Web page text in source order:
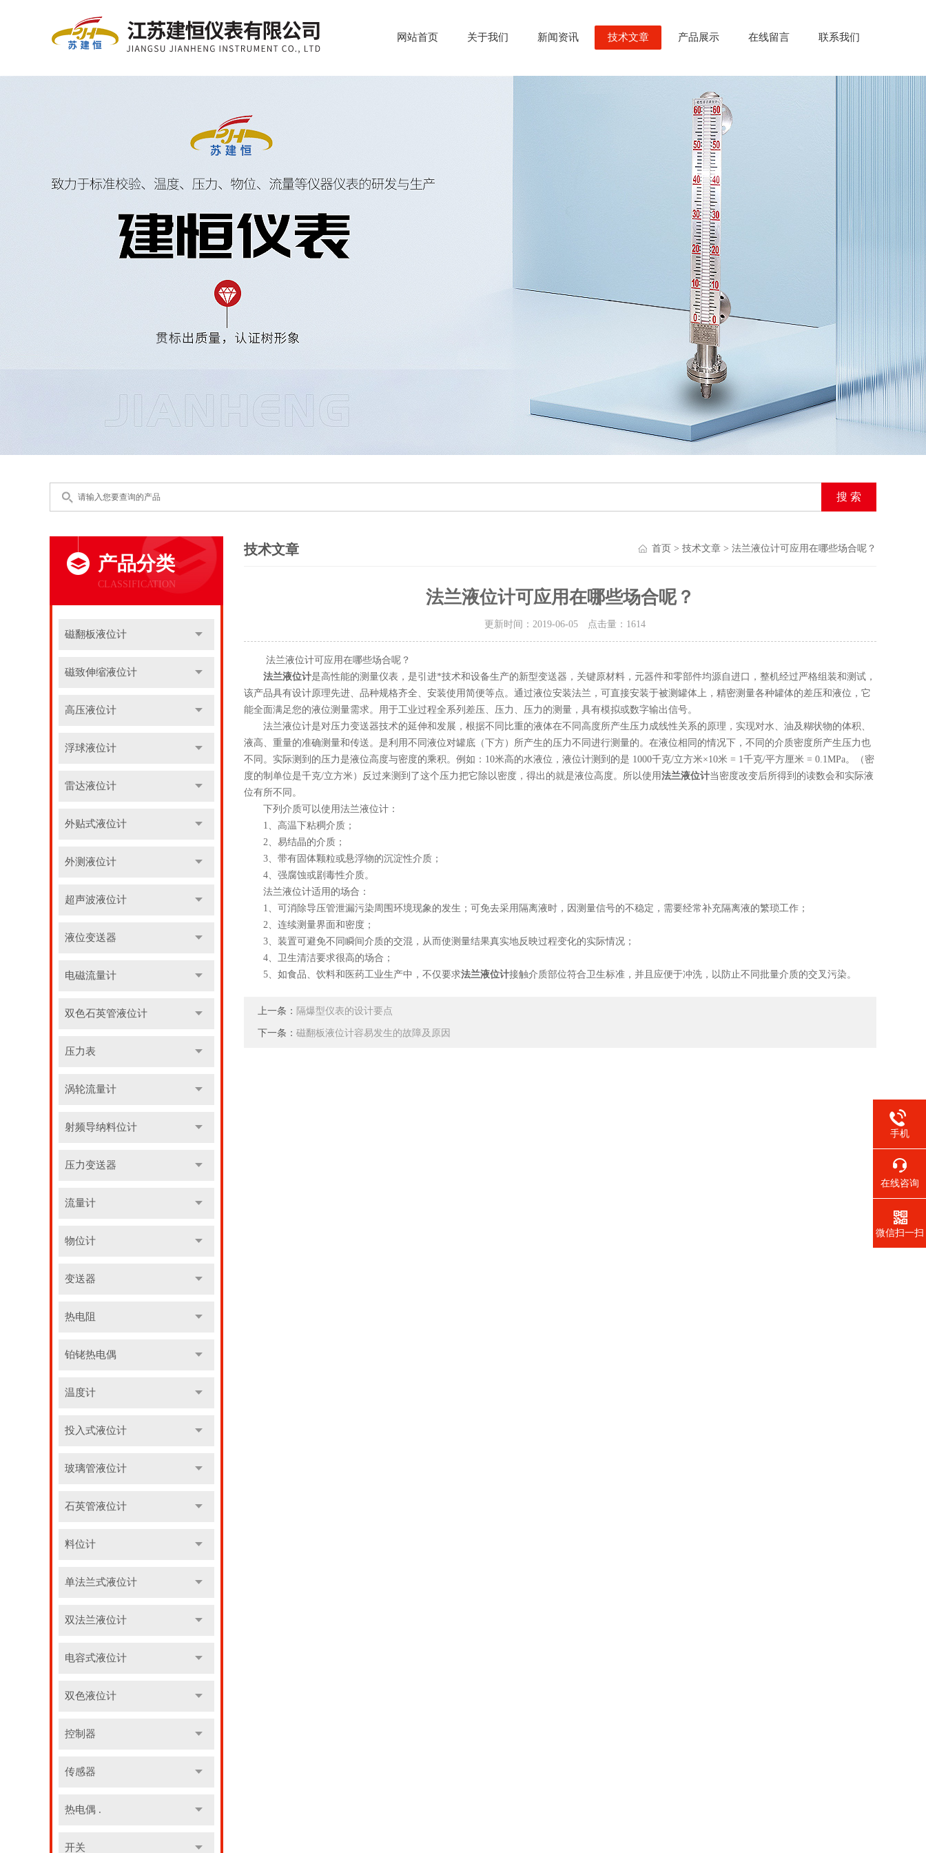
网站首页 关于我们 新闻资讯 技术文章 产品展示 在线留言 联系我们
产品分类
CLASSIFICATION
磁翻板液位计
磁致伸缩液位计
高压液位计
浮球液位计
雷达液位计
外贴式液位计
外测液位计
超声波液位计
液位变送器
电磁流量计
双色石英管液位计
压力表
涡轮流量计
射频导纳料位计
压力变送器
流量计
物位计
变送器
热电阻
铂铑热电偶
温度计
投入式液位计
玻璃管液位计
石英管液位计
料位计
单法兰式液位计
双法兰液位计
电容式液位计
双色液位计
控制器
传感器
热电偶 .
开关
技术文章 首页 > 技术文章 > 法兰液位计可应用在哪些场合呢？
法兰液位计可应用在哪些场合呢？
更新时间：2019-06-05 点击量： 1614
法兰液位计可应用在哪些场合呢？
法兰液位计是高性能的测量仪表，是引进*技术和设备生产的新型变送器，关键原材料，元器件和零部件均源自进口，整机经过严格组装和测试，
该产品具有设计原理先进、品种规格齐全、安装使用简便等点。通过液位安装法兰，可直接安装于被测罐体上，精密测量各种罐体的差压和液位，它
能全面满足您的液位测量需求。用于工业过程全系列差压、压力、压力的测量，具有模拟或数字输出信号。
法兰液位计是对压力变送器技术的延伸和发展，根据不同比重的液体在不同高度所产生压力成线性关系的原理，实现对水、油及糊状物的体积、
液高、重量的准确测量和传送。是利用不同液位对罐底（下方）所产生的压力不同进行测量的。在液位相同的情况下，不同的介质密度所产生压力也
不同。实际测到的压力是液位高度与密度的乘积。例如：10米高的水液位，液位计测到的是 1000千克/立方米×10米 = 1千克/平方厘米 = 0.1MPa。（密
度的制单位是千克/立方米）反过来测到了这个压力把它除以密度，得出的就是液位高度。所以使用法兰液位计当密度改变后所得到的读数会和实际液
位有所不同。
下列介质可以使用法兰液位计：
1、高温下粘稠介质；
2、易结晶的介质；
3、带有固体颗粒或悬浮物的沉淀性介质；
4、强腐蚀或剧毒性介质。
法兰液位计适用的场合：
1、可消除导压管泄漏污染周围环境现象的发生；可免去采用隔离液时，因测量信号的不稳定，需要经常补充隔离液的繁琐工作；
2、连续测量界面和密度；
3、装置可避免不同瞬间介质的交混，从而使测量结果真实地反映过程变化的实际情况；
4、卫生清洁要求很高的场合；
5、如食品、饮料和医药工业生产中，不仅要求法兰液位计接触介质部位符合卫生标准，并且应便于冲洗，以防止不同批量介质的交叉污染。
上一条： 隔爆型仪表的设计要点
下一条： 磁翻板液位计容易发生的故障及原因
手机
在线咨询
微信扫一扫